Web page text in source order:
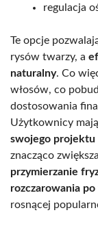
regulacja
Te opcje
rysów twarzy, a
naturalny. Co
włosów, co
dostosowania
Użytkownicy
swojego projektu
znacząco
przymierzanie
rozczarowania
rosnącej